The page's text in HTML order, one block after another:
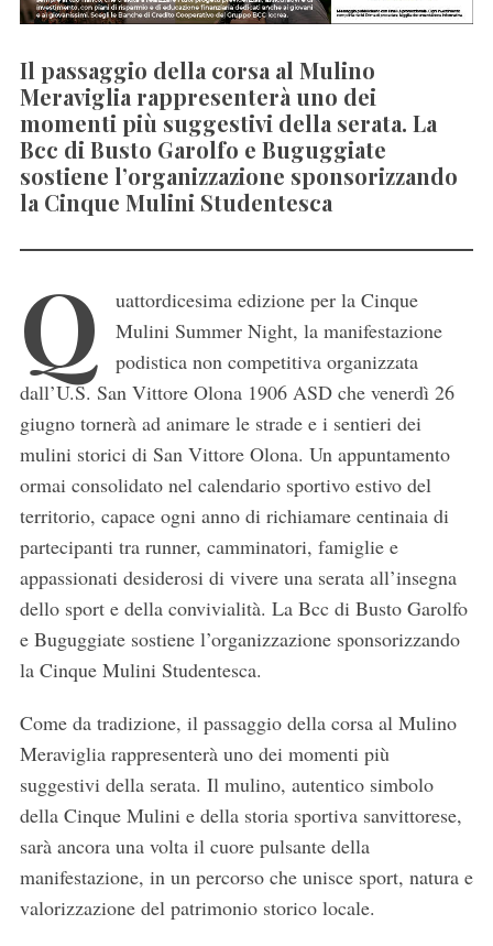
Il passaggio della corsa al Mulino
Meraviglia rappresenterà uno dei
momenti più suggestivi della serata. La
Bcc di Busto Garolfo e Buguggiate
sostiene l’organizzazione sponsorizzando
la Cinque Mulini Studentesca
Q
uattordicesima edizione per la Cinque
Mulini Summer Night, la manifestazione
podistica non competitiva organizzata
dall’U.S. San Vittore Olona 1906 ASD che venerdì 26
giugno tornerà ad animare le strade e i sentieri dei
mulini storici di San Vittore Olona. Un appuntamento
ormai consolidato nel calendario sportivo estivo del
territorio, capace ogni anno di richiamare centinaia di
partecipanti tra runner, camminatori, famiglie e
appassionati desiderosi di vivere una serata all’insegna
dello sport e della convivialità. La Bcc di Busto Garolfo
e Buguggiate sostiene l’organizzazione sponsorizzando
la Cinque Mulini Studentesca.
Come da tradizione, il passaggio della corsa al Mulino
Meraviglia rappresenterà uno dei momenti più
suggestivi della serata. Il mulino, autentico simbolo
della Cinque Mulini e della storia sportiva sanvittorese,
sarà ancora una volta il cuore pulsante della
manifestazione, in un percorso che unisce sport, natura e
valorizzazione del patrimonio storico locale.